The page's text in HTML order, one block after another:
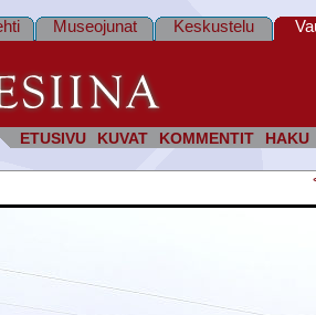
ETUSIVU KUVAT KOMMENTIT HAKU
Museojunat Keskustelu